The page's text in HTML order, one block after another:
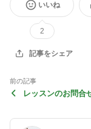
いいね
2
記事をシェア
前の記事
レッスンのお問合